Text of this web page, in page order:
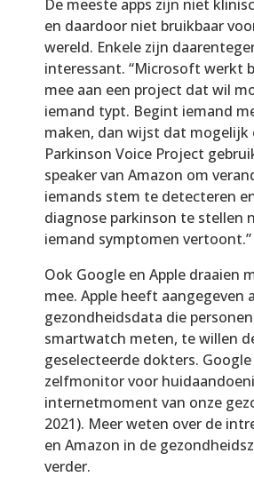
De meeste apps zijn niet
en daardoor niet bruikbaar
wereld. Enkele zijn
interessant. “Microsoft werkt
mee aan een project dat wil
iemand typt. Begint iemand
maken, dan wijst dat mogelijk
Parkinson Voice Project
speaker van Amazon om
iemands stem te detecteren
diagnose parkinson te stellen
iemand symptomen vertoont.”
Ook Google en Apple draaien
mee. Apple heeft aangegeven
gezondheidsdata die
smartwatch meten, te willen
geselecteerde dokters.
zelfmonitor voor
internetmoment van onze
2021). Meer weten over de
en Amazon in de
verder.